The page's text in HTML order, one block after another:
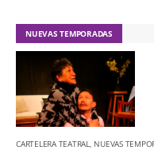
NUEVAS TEMPORADAS
CARTELERA TEATRAL NUEVAS